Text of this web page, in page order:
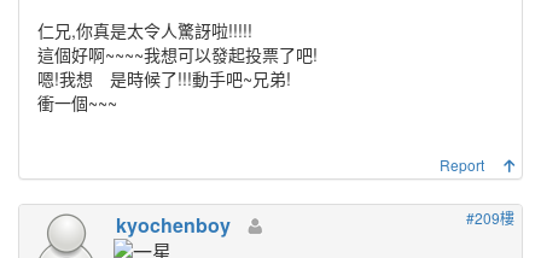
仁兄,你真是太令人驚訝啦!!!!!
這個好啊~~~~我想可以發起投票了吧!
嗯!我想 是時候了!!!動手吧~兄弟!
衝一個~~~
Report
#209樓
kyochenboy